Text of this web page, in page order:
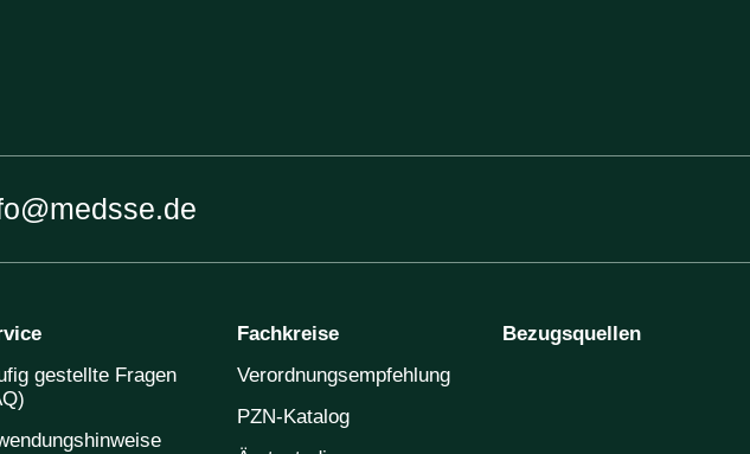
gestellte Fragen
Fachkreise
Verordnungsempfehlung
PZN-Katalog
Bezugsquellen